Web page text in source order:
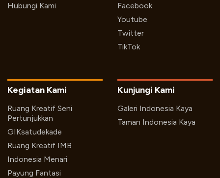
Hubungi Kami
Facebook
Youtube
Twitter
TikTok
Kegiatan Kami
Ruang Kreatif Seni
Pertunjukkan
GIKsatudekade
Ruang Kreatif IMB
Indonesia Menari
Payung Fantasi
Kunjungi Kami
Galeri Indonesia Kaya
Taman Indonesia Kaya